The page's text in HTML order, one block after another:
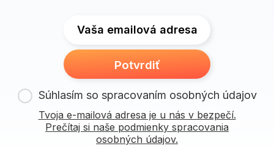
Vaša emailová adresa
Potvrdiť
Súhlasím so spracovaním osobných údajov
Tvoja e-mailová adresa je u nás v bezpečí.
Prečítaj si naše podmienky spracovania
osobných údajov.